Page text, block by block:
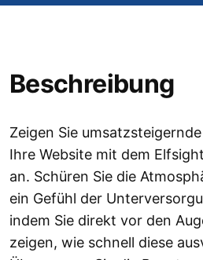
Beschreibung
Zeigen Sie
Ihre Website mit dem
an. Schüren Sie die
ein Gefühl der
indem Sie direkt vor den
zeigen, wie schnell diese